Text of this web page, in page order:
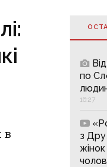
в
по
16:27
з
жінок